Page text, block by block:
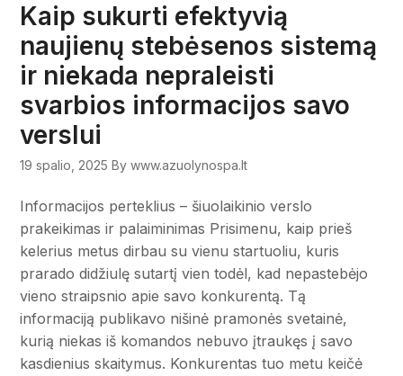
Kaip sukurti efektyvią
naujienų stebėsenos sistemą
ir niekada nepraleisti
svarbios informacijos savo
verslui
19 spalio, 2025 By www.azuolynospa.lt
Informacijos perteklius – šiuolaikinio verslo
prakeikimas ir palaiminimas Prisimenu, kaip prieš
kelerius metus dirbau su vienu startuoliu, kuris
prarado didžiulę sutartį vien todėl, kad nepastebėjo
vieno straipsnio apie savo konkurentą. Tą
informaciją publikavo nišinė pramonės svetainė,
kurią niekas iš komandos nebuvo įtraukęs į savo
kasdienius skaitymus. Konkurentas tuo metu keičė